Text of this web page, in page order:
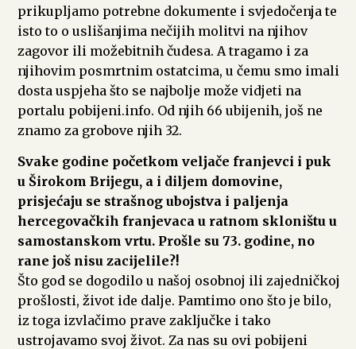
prikupljamo potrebne dokumente i svjedočenja te
isto to o uslišanjima nečijih molitvi na njihov
zagovor ili možebitnih čudesa. A tragamo i za
njihovim posmrtnim ostatcima, u čemu smo imali
dosta uspjeha što se najbolje može vidjeti na
portalu pobijeni.info. Od njih 66 ubijenih, još ne
znamo za grobove njih 32.
Svake godine početkom veljače franjevci i puk
u Širokom Brijegu, a i diljem domovine,
prisjećaju se strašnog ubojstva i paljenja
hercegovačkih franjevaca u ratnom skloništu u
samostanskom vrtu. Prošle su 73. godine, no
rane još nisu zacijelile?!
Što god se dogodilo u našoj osobnoj ili zajedničkoj
prošlosti, život ide dalje. Pamtimo ono što je bilo,
iz toga izvlačimo prave zaključke i tako
ustrojavamo svoj život. Za nas su ovi pobijeni